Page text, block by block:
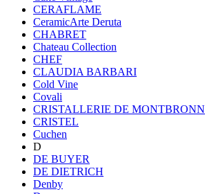
CERAFLAME
CeramicArte Deruta
CHABRET
Chateau Collection
CHEF
CLAUDIA BARBARI
Cold Vine
Covali
CRISTALLERIE DE MONTBRONN
CRISTEL
Cuchen
D
DE BUYER
DE DIETRICH
Denby